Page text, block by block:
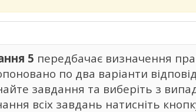
5 передбачає визначення
по два варіанти
завдання та виберіть з
всіх завдань натисніть